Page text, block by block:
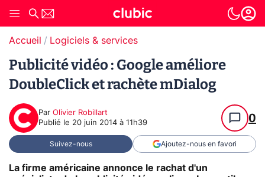
Accueil Logiciels & services
Publicité vidéo : Google améliore
DoubleClick et rachète mDialog
Par Olivier Robillart
Publié le 20 juin 2014 à 11h39 0
Suivez-nous Ajoutez-nous en favori
La firme américaine annonce le rachat d'un